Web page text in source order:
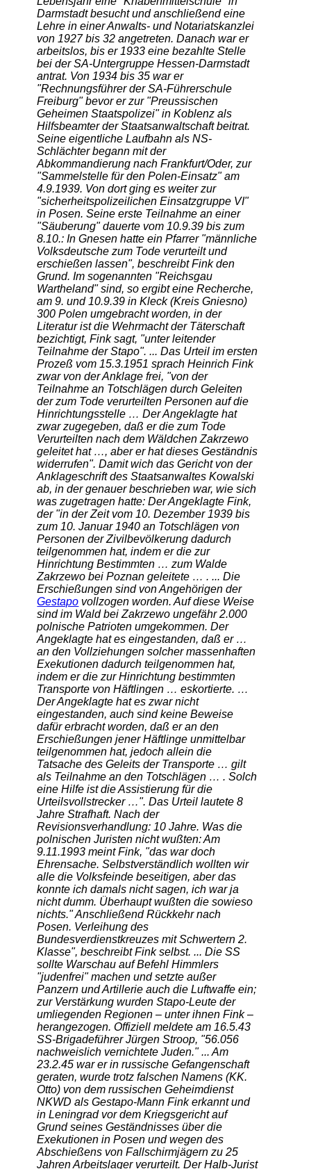
Darmstadt besucht und anschließend eine
Lehre in einer Anwalts- und Notariatskanzlei
von 1927 bis 32 angetreten. Danach war er
arbeitslos, bis er 1933 eine bezahlte Stelle
bei der SA-Untergruppe Hessen-Darmstadt
antrat. Von 1934 bis 35 war er
"Rechnungsführer der SA-Führerschule
Freiburg" bevor er zur "Preussischen
Geheimen Staatspolizei" in Koblenz als
Hilfsbeamter der Staatsanwaltschaft beitrat.
Seine eigentliche Laufbahn als NS-
Schlächter begann mit der
Abkommandierung nach Frankfurt/Oder, zur
"Sammelstelle für den Polen-Einsatz" am
4.9.1939. Von dort ging es weiter zur
"sicherheitspolizeilichen Einsatzgruppe VI"
in Posen. Seine erste Teilnahme an einer
"Säuberung" dauerte vom 10.9.39 bis zum
8.10.: In Gnesen hatte ein Pfarrer "männliche
Volksdeutsche zum Tode verurteilt und
erschießen lassen", beschreibt Fink den
Grund. Im sogenannten "Reichsgau
Wartheland" sind, so ergibt eine Recherche,
am 9. und 10.9.39 in Kleck (Kreis Gniesno)
300 Polen umgebracht worden, in der
Literatur ist die Wehrmacht der Täterschaft
bezichtigt, Fink sagt, "unter leitender
Teilnahme der Stapo". ... Das Urteil im ersten
Prozeß vom 15.3.1951 sprach Heinrich Fink
zwar von der Anklage frei, "von der
Teilnahme an Totschlägen durch Geleiten
der zum Tode verurteilten Personen auf die
Hinrichtungsstelle … Der Angeklagte hat
zwar zugegeben, daß er die zum Tode
Verurteilten nach dem Wäldchen Zakrzewo
geleitet hat …, aber er hat dieses Geständnis
widerrufen". Damit wich das Gericht von der
Anklageschrift des Staatsanwaltes Kowalski
ab, in der genauer beschrieben war, wie sich
was zugetragen hatte: Der Angeklagte Fink,
der "in der Zeit vom 10. Dezember 1939 bis
zum 10. Januar 1940 an Totschlägen von
Personen der Zivilbevölkerung dadurch
teilgenommen hat, indem er die zur
Hinrichtung Bestimmten … zum Walde
Zakrzewo bei Poznan geleitete … . ... Die
Erschießungen sind von Angehörigen der
Gestapo vollzogen worden. Auf diese Weise
sind im Wald bei Zakrzewo ungefähr 2.000
polnische Patrioten umgekommen. Der
Angeklagte hat es eingestanden, daß er …
an den Vollziehungen solcher massenhaften
Exekutionen dadurch teilgenommen hat,
indem er die zur Hinrichtung bestimmten
Transporte von Häftlingen … eskortierte. …
Der Angeklagte hat es zwar nicht
eingestanden, auch sind keine Beweise
dafür erbracht worden, daß er an den
Erschießungen jener Häftlinge unmittelbar
teilgenommen hat, jedoch allein die
Tatsache des Geleits der Transporte … gilt
als Teilnahme an den Totschlägen … . Solch
eine Hilfe ist die Assistierung für die
Urteilsvollstrecker …". Das Urteil lautete 8
Jahre Strafhaft. Nach der
Revisionsverhandlung: 10 Jahre. Was die
polnischen Juristen nicht wußten: Am
9.11.1993 meint Fink, "das war doch
Ehrensache. Selbstverständlich wollten wir
alle die Volksfeinde beseitigen, aber das
konnte ich damals nicht sagen, ich war ja
nicht dumm. Überhaupt wußten die sowieso
nichts." Anschließend Rückkehr nach
Posen. Verleihung des
Bundesverdienstkreuzes mit Schwertern 2.
Klasse", beschreibt Fink selbst. ... Die SS
sollte Warschau auf Befehl Himmlers
"judenfrei" machen und setzte außer
Panzern und Artillerie auch die Luftwaffe ein;
zur Verstärkung wurden Stapo-Leute der
umliegenden Regionen – unter ihnen Fink –
herangezogen. Offiziell meldete am 16.5.43
SS-Brigadeführer Jürgen Stroop, "56.056
nachweislich vernichtete Juden." ... Am
23.2.45 war er in russische Gefangenschaft
geraten, wurde trotz falschen Namens (KK.
Otto) von dem russischen Geheimdienst
NKWD als Gestapo-Mann Fink erkannt und
in Leningrad vor dem Kriegsgericht auf
Grund seines Geständnisses über die
Exekutionen in Posen und wegen des
Abschießens von Fallschirmjägern zu 25
Jahren Arbeitslager verurteilt. Der Halb-Jurist